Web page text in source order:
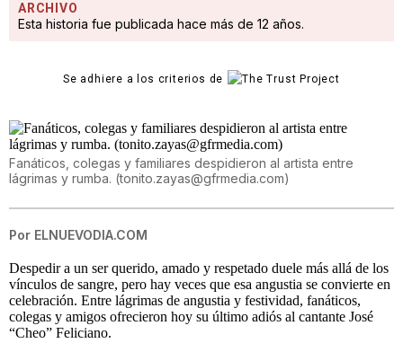
ARCHIVO
Esta historia fue publicada hace más de 12 años.
Se adhiere a los criterios de
Fanáticos, colegas y familiares despidieron al artista entre
lágrimas y rumba. (tonito.zayas@gfrmedia.com)
Por ELNUEVODIA.COM
Despedir a un ser querido, amado y respetado duele más allá de los
vínculos de sangre, pero hay veces que esa angustia se convierte en
celebración. Entre lágrimas de angustia y festividad, fanáticos,
colegas y amigos ofrecieron hoy su último adiós al cantante José
“Cheo” Feliciano.